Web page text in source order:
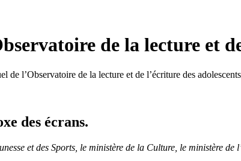
de la lecture et
l’Observatoire de la lecture et de l’écriture des adolescents
des écrans.
et des Sports, le ministère de la Culture, le ministère